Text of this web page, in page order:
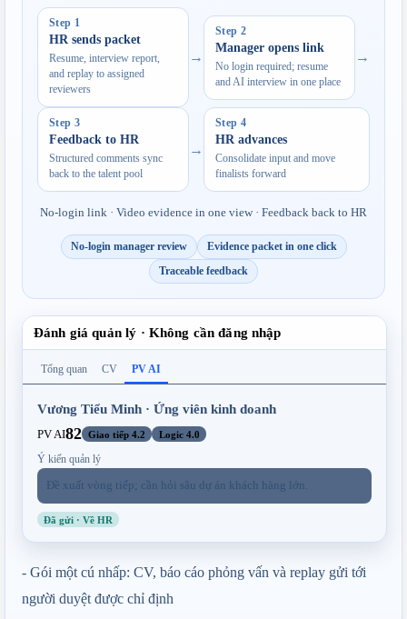
Step 1
HR sends packet
Resume, interview report,
and replay to assigned
reviewers
→
Step 2
Manager opens link
No login required; resume
and AI interview in one place
→
Step 3
Feedback to HR
Structured comments sync
back to the talent pool
→
Step 4
HR advances
Consolidate input and move
finalists forward
No-login link · Video evidence in one view · Feedback back to HR
No-login manager review
Evidence packet in one click
Traceable feedback
Đánh giá quản lý · Không cần đăng nhập
Tổng quan CV PV AI
Vương Tiểu Minh · Ứng viên kinh doanh
PV AI82 Giao tiếp 4.2 Logic 4.0
Ý kiến quản lý
Đề xuất vòng tiếp; cần hỏi sâu dự án khách hàng lớn.
Đã gửi · Về HR
- Gói một cú nhấp: CV, báo cáo phỏng vấn và replay gửi tới
người duyệt được chỉ định